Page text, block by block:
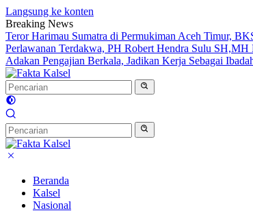
Langsung ke konten
Breaking News
Teror Harimau Sumatra di Permukiman Aceh Timur,
Perlawanan Terdakwa, PH Robert Hendra Sulu SH,MH
Adakan Pengajian Berkala, Jadikan Kerja Sebagai
Beranda
Kalsel
Nasional